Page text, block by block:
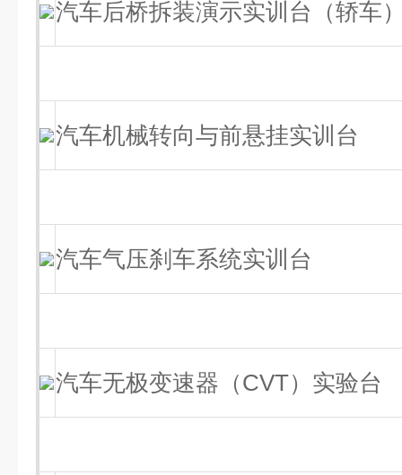
汽车后桥拆装演示实训台（轿车
汽车机械转向与前悬挂实训台
汽车气压刹车系统实训台
汽车无极变速器（CVT）实验台